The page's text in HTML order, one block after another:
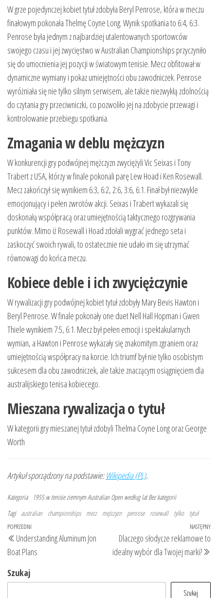
W grze pojedynczej kobiet tytuł zdobyła Beryl Penrose, która w meczu
finałowym pokonała Thelmę Coyne Long. Wynik spotkania to 6:4, 6:3.
Penrose była jednym z najbardziej utalentowanych sportowców
swojego czasu i jej zwycięstwo w Australian Championships przyczyniło
się do umocnienia jej pozycji w światowym tenisie. Mecz obfitował w
dynamiczne wymiany i pokaz umiejętności obu zawodniczek. Penrose
wyróżniała się nie tylko silnym serwisem, ale także niezwykłą zdolnością
do czytania gry przeciwniczki, co pozwoliło jej na zdobycie przewagi i
kontrolowanie przebiegu spotkania.
Zmagania w deblu mężczyzn
W konkurencji gry podwójnej mężczyzn zwyciężyli Vic Seixas i Tony
Trabert z USA, którzy w finale pokonali parę Lew Hoad i Ken Rosewall.
Mecz zakończył się wynikiem 6:3, 6:2, 2:6, 3:6, 6:1. Finał był niezwykle
emocjonujący i pełen zwrotów akcji. Seixas i Trabert wykazali się
doskonałą współpracą oraz umiejętnością taktycznego rozgrywania
punktów. Mimo iż Rosewall i Hoad zdołali wygrać jednego seta i
zaskoczyć swoich rywali, to ostatecznie nie udało im się utrzymać
równowagi do końca meczu.
Kobiece deble i ich zwyciężczynie
W rywalizacji gry podwójnej kobiet tytuł zdobyły Mary Bevis Hawton i
Beryl Penrose. W finale pokonały one duet Nell Hall Hopman i Gwen
Thiele wynikiem 7:5, 6:1. Mecz był pełen emocji i spektakularnych
wymian, a Hawton i Penrose wykazały się znakomitym zgraniem oraz
umiejętnością współpracy na korcie. Ich triumf był nie tylko osobistym
sukcesem dla obu zawodniczek, ale także znaczącym osiągnięciem dla
australijskiego tenisa kobiecego.
Mieszana rywalizacja o tytuł
W kategorii gry mieszanej tytuł zdobyli Thelma Coyne Long oraz George
Worth
Artykuł sporządzony na podstawie:Wikipedia (PL).
Kategoria 1955 w tenisie ziemnymAustralian Open według lat Bez kategorii
Tagi australian championships mecz mężczyzn penrose rosewall tylko tytuł
Nawigacja
wpisu
Poprzedni
wpis
POPRZEDNI
Understanding Aluminum Jon
Boat Plans
NASTĘPNY
Dlaczego słodycze reklamowe to
idealny wybór dla Twojej marki?
Szukaj
Szukaj